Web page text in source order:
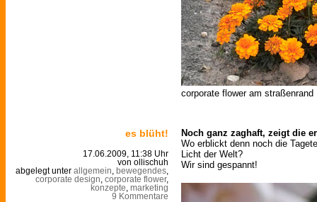
corporate flower am
es blüht!
17.06.2009, 11:38 Uhr
von ollischuh
abgelegt unter allgemein bewegendes
corporate design corporate flower,
konzepte marketing
9 Kommentare
Noch ganz zaghaft, zeigt die
Wo erblickt denn noch die
Licht der Welt?
Wir sind gespannt!